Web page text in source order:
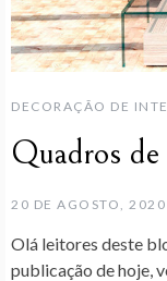
DECORAÇÃO DE
Quadros de
20 DE AGOSTO, 2020
Olá leitores deste
publicação de hoje,